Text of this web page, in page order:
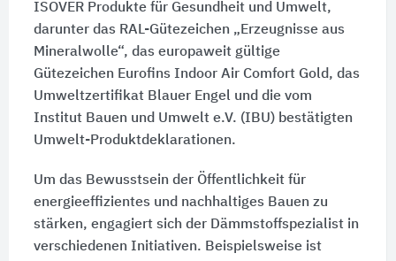
ISOVER Produkte für Gesundheit und Umwelt,
darunter das RAL-Gütezeichen „Erzeugnisse aus
Mineralwolle“, das europaweit gültige
Gütezeichen Eurofins Indoor Air Comfort Gold, das
Umweltzertifikat Blauer Engel und die vom
Institut Bauen und Umwelt e.V. (IBU) bestätigten
Umwelt-Produktdeklarationen.
Um das Bewusstsein der Öffentlichkeit für
energieeffizientes und nachhaltiges Bauen zu
stärken, engagiert sich der Dämmstoffspezialist in
verschiedenen Initiativen. Beispielsweise ist